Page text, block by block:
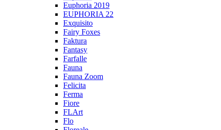
Euphoria 2019
EUPHORIA 22
Exquisito
Fairy Foxes
Faktura
Fantasy
Farfalle
Fauna
Fauna Zoom
Felicita
Ferma
Fiore
FLArt
Flo